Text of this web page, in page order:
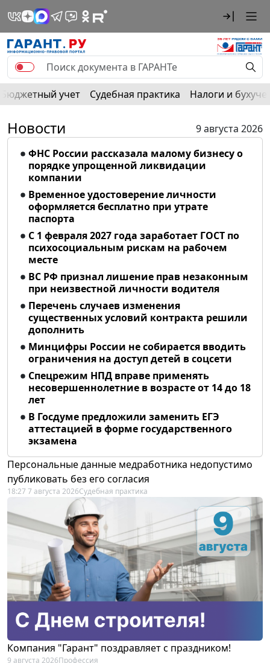
Бюджетный учет Судебная практика Налоги и
Новости
9 августа 2026
ФНС России рассказала малому бизнесу о
порядке упрощенной ликвидации
компании
Временное удостоверение личности
оформляется бесплатно при утрате
паспорта
С 1 февраля 2027 года заработает ГОСТ по
психосоциальным рискам на рабочем
месте
ВС РФ признал лишение прав незаконным
при неизвестной личности водителя
Перечень случаев изменения
существенных условий контракта решили
дополнить
Минцифры России не собирается вводить
ограничения на доступ детей в соцсети
Спецрежим НПД вправе применять
несовершеннолетние в возрасте от 14 до 18
лет
В Госдуме предложили заменить ЕГЭ
аттестацией в форме государственного
экзамена
Персональные данные медработника недопустимо
публиковать без его согласия
18:27 7 августа 2026Судебная практика
Компания "Гарант" поздравляет с праздником!
9 августа 2026Профессия